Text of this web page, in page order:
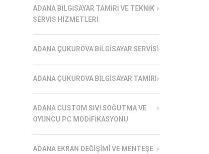
ADANA BILGISAYAR TAMIRI VE TEKNIK
SERVIS HIZMETLERI
ADANA ÇUKUROVA BILGISAYAR SERVISI
ADANA ÇUKUROVA BILGISAYAR TAMIRI
ADANA CUSTOM SIVI SOĞUTMA VE
OYUNCU PC MODIFIKASYONU
ADANA EKRAN DEĞIŞIMI VE MENTEŞE